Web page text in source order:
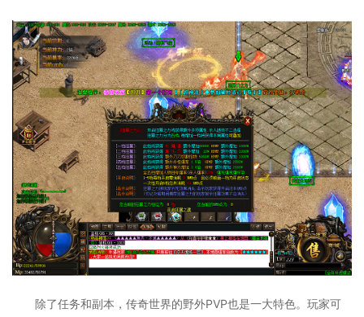
除了任务和副本，传奇世界的野外PVP也是一大特色。玩家可